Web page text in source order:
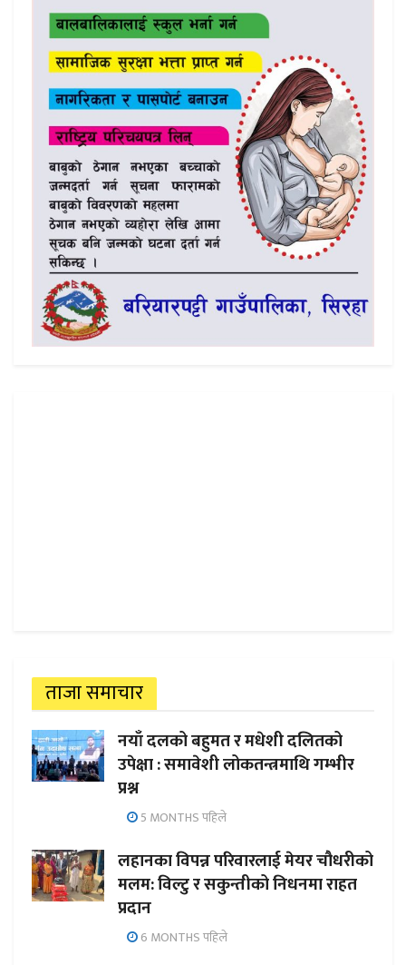
ताजा समाचार
नयाँ दलको बहुमत र मधेशी दलितको
उपेक्षा : समावेशी लोकतन्त्रमाथि गम्भीर
प्रश्न
5 MONTHS पहिले
लहानका विपन्न परिवारलाई मेयर चौधरीको
मलम: विल्टु र सकुन्तीको निधनमा राहत
प्रदान
6 MONTHS पहिले